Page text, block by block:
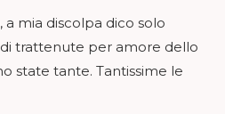
a mia discolpa dico solo
trattenute per amore dello
state tante. Tantissime le